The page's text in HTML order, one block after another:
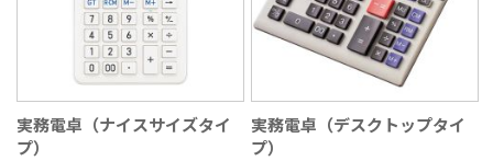
実務電卓（ナイスサイズタイ
プ）
実務電卓（デスクトップタイ
プ）